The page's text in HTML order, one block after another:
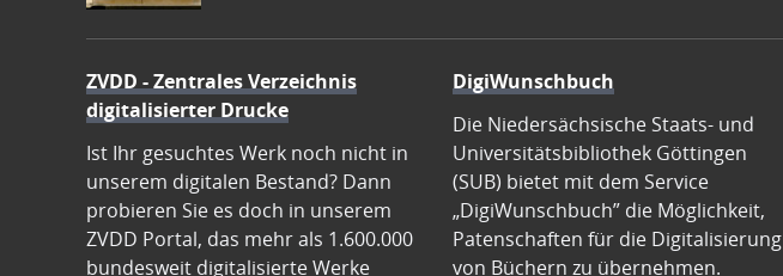
ZVDD - Zentrales Verzeichnis
digitalisierter Drucke
Ist Ihr gesuchtes Werk noch nicht in
unserem digitalen Bestand? Dann
probieren Sie es doch in unserem
ZVDD Portal, das mehr als 1.600.000
bundesweit digitalisierte Werke
DigiWunschbuch
Die Niedersächsische Staats- und
Universitätsbibliothek Göttingen
(SUB) bietet mit dem Service
„DigiWunschbuch” die Möglichkeit,
Patenschaften für die Digitalisierung
von Büchern zu übernehmen.